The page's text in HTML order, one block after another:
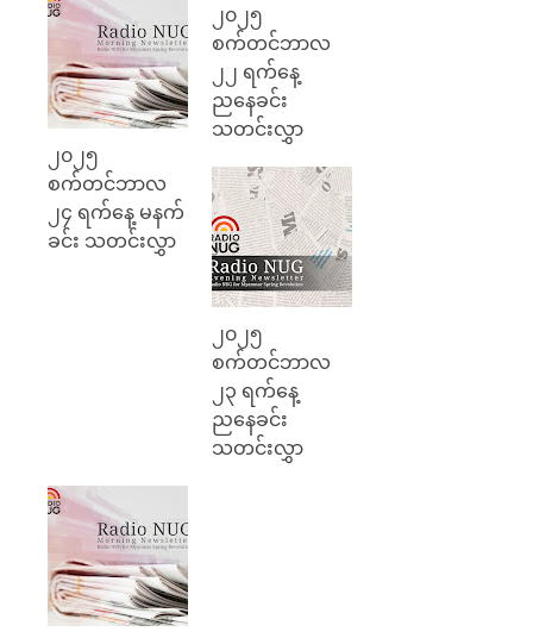
၂၀၂၅
စက်တင်ဘာလ
၂၄ ရက်နေ့ မနက်
ခင်း သတင်းလွှာ
၂၀၂၅
စက်တင်ဘာလ
၂၂ ရက်နေ့
ညနေခင်း
သတင်းလွှာ
၂၀၂၅
စက်တင်ဘာလ
၂၃ ရက်နေ့
ညနေခင်း
သတင်းလွှာ